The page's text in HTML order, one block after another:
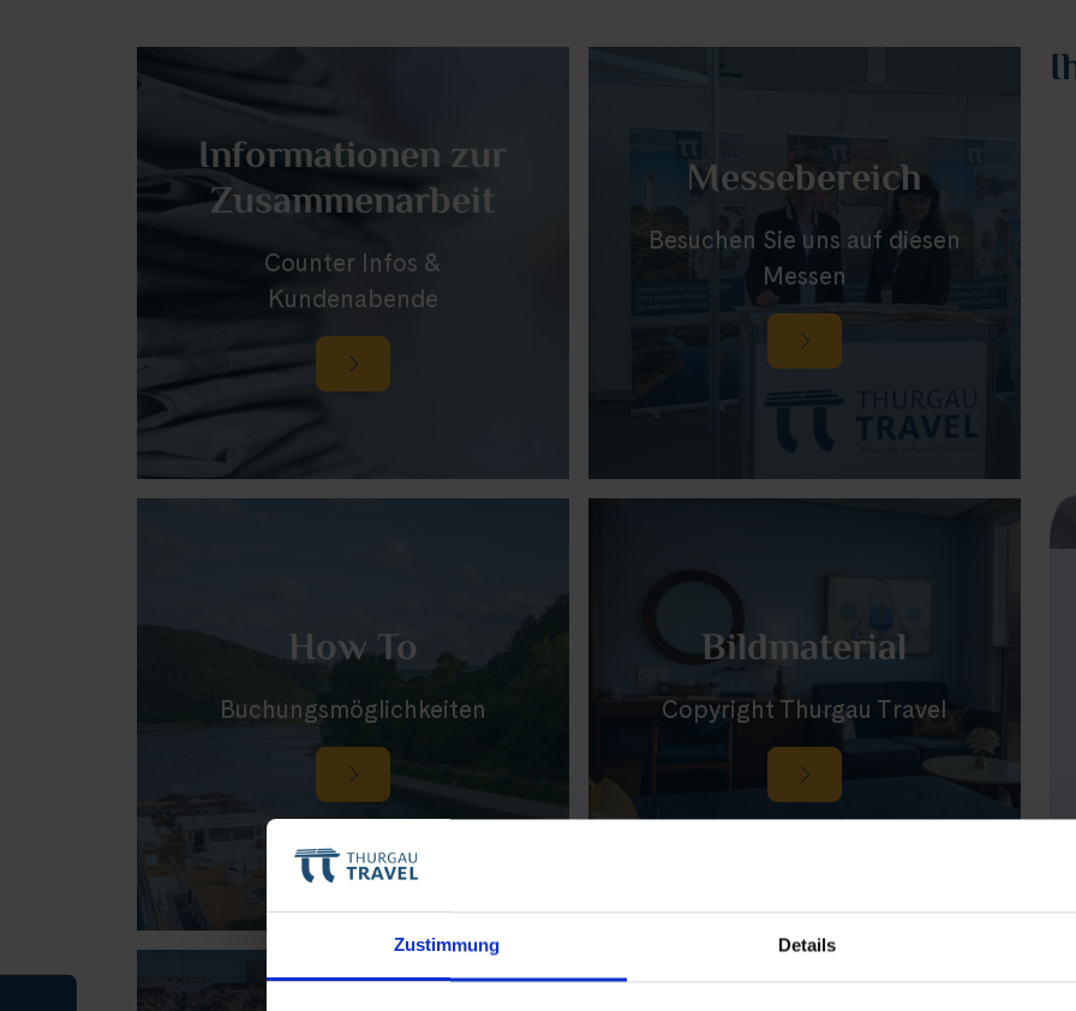
Zustimmung Details
Informationen zur
Zusammenarbeit
Counter Infos &
Kundenabende
Messebereich
Besuchen Sie uns auf diesen
Messen
How To
Buchungsmöglichkeiten
Bildmaterial
Copyright Thurgau Travel